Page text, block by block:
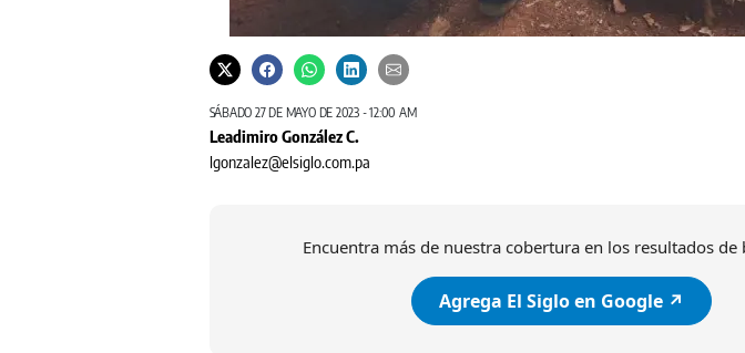
Estaba bajo una estructura de zinc
SÁBADO 27 DE MAYO DE 2023 - 12:00 AM
Leadimiro González C.
lgonzalez@elsiglo.com.pa
Encuentra más de nuestra cobertura en los resultados de
Agrega El Siglo en Google ↗️